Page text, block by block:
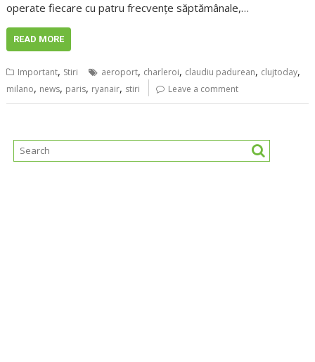
operate fiecare cu patru frecvenţe săptămânale,…
READ MORE
Important, Stiri aeroport, charleroi, claudiu padurean, clujtoday,
milano, news, paris, ryanair, stiri Leave a comment